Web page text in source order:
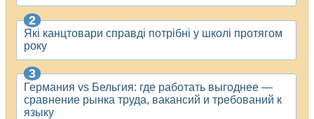
Які канцтовари справді потрібні у школі протягом
року
Германия vs Бельгия: где работать выгоднее —
сравнение рынка труда, вакансий и требований к
языку